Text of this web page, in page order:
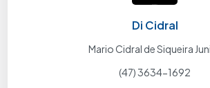
Di Cidral
Mario Cidral de Siqueira
(47) 3634-1692